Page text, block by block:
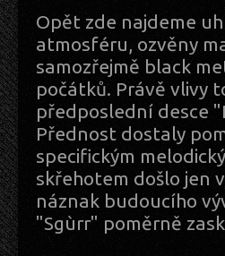
Opět zde najdeme
atmosféru, ozvěny
samozřejmě black
počátků. Právě vlivy
předposlední desce
Přednost dostaly
specifickým
skřehotem došlo jen
náznak budoucího
"Sgùrr" poměrně